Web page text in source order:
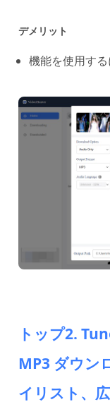
デメリット
機能を使用する
トップ2.
MP3 ダウン
イリスト、